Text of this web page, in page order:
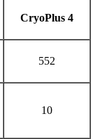
CryoPlus 4
552
10